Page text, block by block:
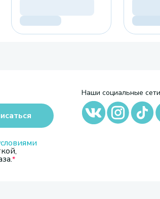
Наши социальные сети